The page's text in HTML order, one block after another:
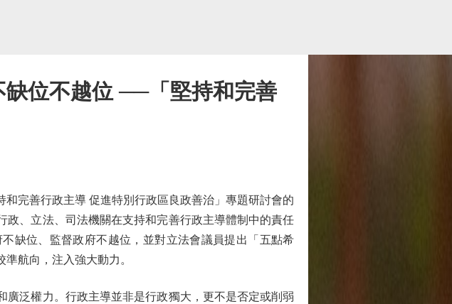
位不越位 ──「堅持和完善
善行政主導 促進特別行政區良政善治」專題研討會的
、立法、司法機關在支持和完善行政主導體制中的責任
缺位、監督政府不越位，並對立法會議員提出「五點希
航向，注入強大動力。
泛權力。行政主導並非是行政獨大，更不是否定或削弱